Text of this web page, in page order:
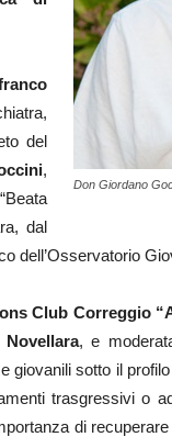
Don Giordano
del
,
dal
dell’Osservatorio
Club Correggio
, e
giovanili sotto il
trasgressivi o
di